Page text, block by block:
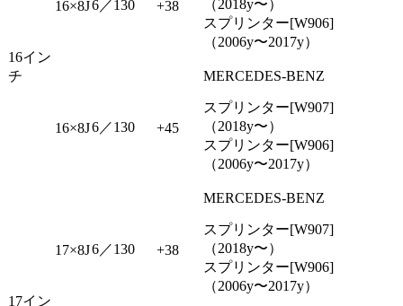
16イン
チ
16×8J6／130 +38
（2018y〜）
スプリンター[W906]
（2006y〜2017y）
16×8J6／130 +45
MERCEDES-BENZ
スプリンター[W907]
（2018y〜）
スプリンター[W906]
（2006y〜2017y）
17イン
17×8J6／130 +38
MERCEDES-BENZ
スプリンター[W907]
（2018y〜）
スプリンター[W906]
（2006y〜2017y）